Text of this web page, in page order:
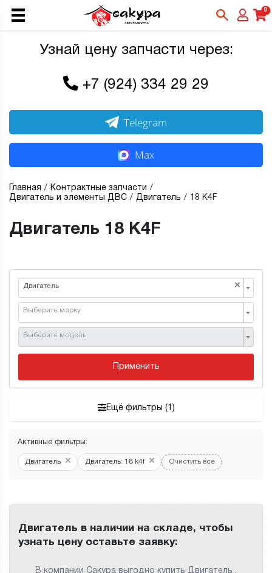
0
Узнай цену запчасти через:
+7 (924) 334 29 29
Telegram
Max
Главная
Контрактные запчасти
Двигатель и элементы ДВС
Двигатель 18 K4F
Двигатель 18 K4F
×
Двигатель
Выберите марку
Выберите модель
Применить
Ещё фильтры (1)
Активные фильтры:
Двигатель × Двигатель: 18 k4f × Очистить все
Двигатель в наличии на складе, чтобы
узнать цену оставьте заявку:
В компании Сакура выгодно купить Двигатель .